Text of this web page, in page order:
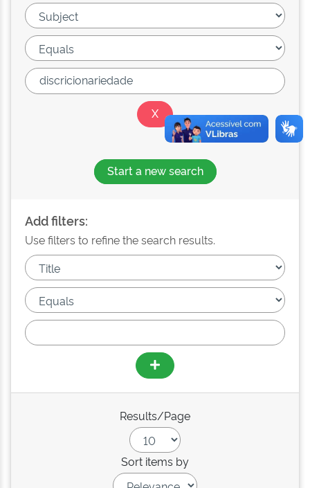
Start a new search
Add filters:
Use filters to refine the search results.
Results/Page
Sort items by